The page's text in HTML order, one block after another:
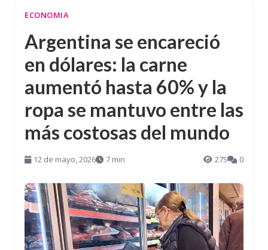
ECONOMIA
Argentina se encareció
en dólares: la carne
aumentó hasta 60% y la
ropa se mantuvo entre las
más costosas del mundo
12 de mayo, 2026 7 min 275 0